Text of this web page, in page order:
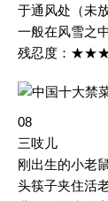
于通风处（未
一般在风雪之
残忍度：
08
三吱儿
刚出生的小老
头筷子夹住活